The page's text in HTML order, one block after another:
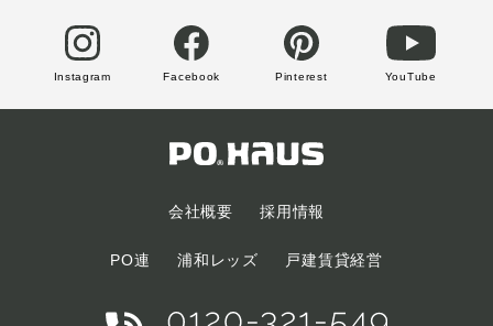
Instagram Facebook Pinterest YouTube
会社概要 採用情報
PO連 浦和レッズ 戸建賃貸経営